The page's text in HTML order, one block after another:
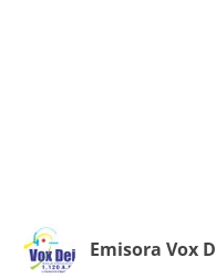
Emisora Vox